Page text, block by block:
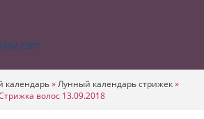
календарь»Лунный календарь стрижек»
волос 13.09.2018